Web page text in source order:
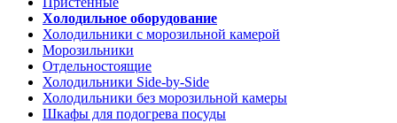
Холодильное оборудование
Холодильники с морозильной камерой
Морозильники
Отдельностоящие
Холодильники Side-by-Side
Холодильники без морозильной камеры
Шкафы для подогрева посуды